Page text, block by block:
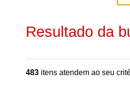
Resultado da
483 itens atendem ao seu